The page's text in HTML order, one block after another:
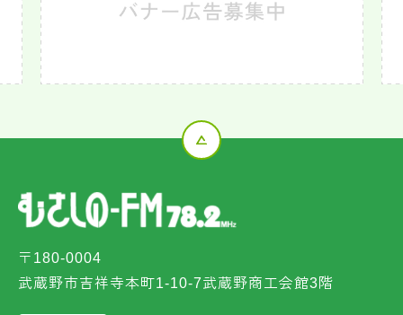
〒180-0004
武蔵野市吉祥寺本町1-10-7武蔵野商工会館3階